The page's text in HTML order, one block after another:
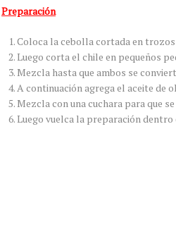
Preparación
Coloca la cebolla cortada en
Luego corta el chile en pequeños
Mezcla hasta que ambos se
A continuación agrega el aceite de
Mezcla con una cuchara para que
Luego vuelca la preparación